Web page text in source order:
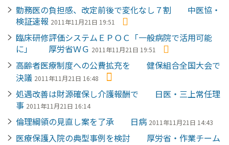
勤務医の負担感、改定前後で変化なし７割 中医協・
検証速報 2011年11月21日 19:51
臨床研修評価システムＥＰＯＣ「一般病院で活用可能
に」 厚労省ＷＧ 2011年11月21日 19:51
高齢者医療制度への公費拡充を 健保組合全国大会で
決議 2011年11月21日 16:48
処遇改善は財源確保し介護報酬で 日医・三上常任理
事 2011年11月21日 16:14
倫理綱領の見直し案を了承 日病 2011年11月21日 14:43
医療保護入院の典型事例を検討 厚労省・作業チーム